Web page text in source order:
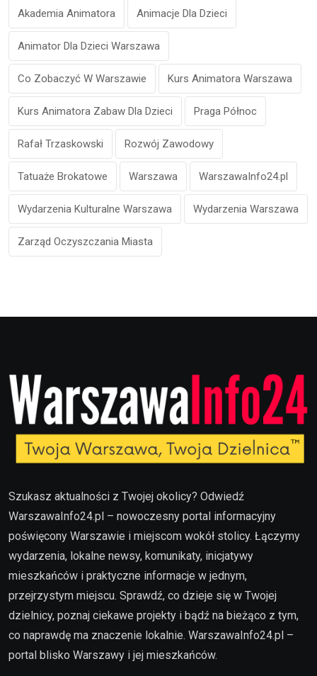
Akademia Animatora Animacje Dla Dzieci
Animator Dla Dzieci Warszawa
Co Zobaczyć W Warszawie Kurs Animatora Warszawa
Kurs Animatora Zabaw Dla Dzieci Praga Północ
Rafał Trzaskowski Rozwój Zawodowy
Tatuaże Brokatowe Warszawa WarszawaInfo24.pl
Wydarzenia Kulturalne Warszawa Wydarzenia Warszawa
Zarząd Oczyszczania Miasta
Szukasz aktualności z Twojej okolicy? Odwiedź
WarszawaInfo24.pl – nowoczesny portal informacyjny
poświęcony Warszawie i miejscom wokół stolicy. Łączymy
wydarzenia, lokalne newsy, komunikaty, inicjatywy
mieszkańców i praktyczne informacje w jednym,
przejrzystym miejscu. Sprawdź, co dzieje się w Twojej
dzielnicy, poznaj ciekawe projekty i bądź na bieżąco z tym,
co naprawdę ma znaczenie lokalnie. WarszawaInfo24.pl –
portal blisko Warszawy i jej mieszkańców.